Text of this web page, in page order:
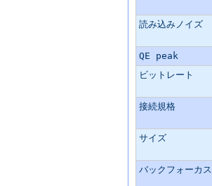
読み込みノイズ
QE peak
ビットレート
接続規格
サイズ
バックフォーカス